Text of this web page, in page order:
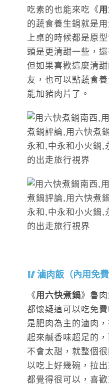
吃素的也能來吃《
的蔬食養生鍋就是
上桌的時候都是原
頭是更清甜一些，
但如果喜歡這麼清
友，也可以點蔬食
能加豬肉片了。
滷肉飯（內用免費
《用六快煮鍋》魯
都懷疑這可以吃免
是肥肉為主的滷肉
起來鹹香味超足的
不會太甜，就整個
以吃上好幾碗，拉
都覺得很可以，喜